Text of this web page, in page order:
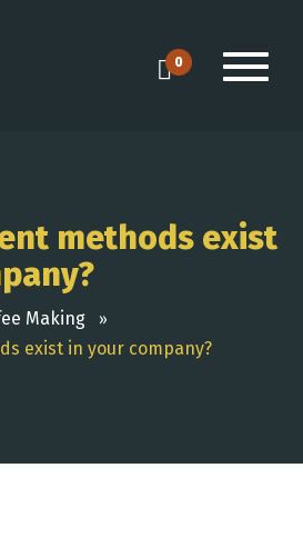
0
methods exist
Making
exist in your company?